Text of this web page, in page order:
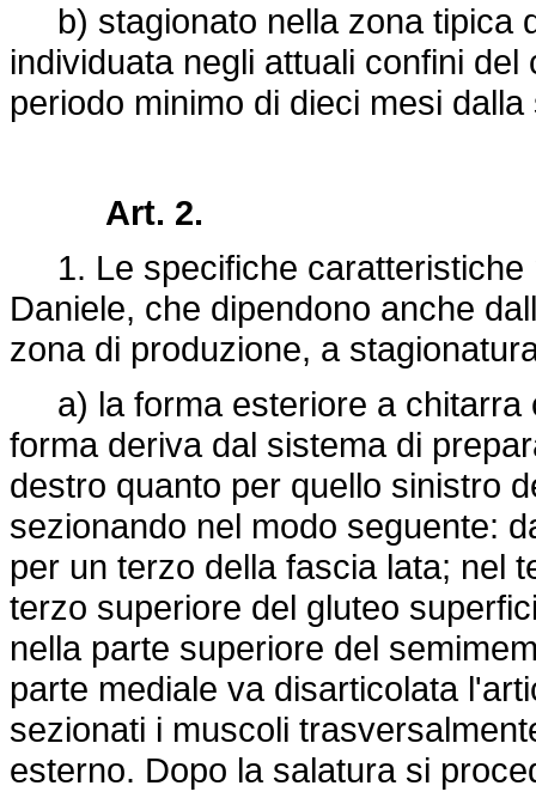
b) stagionato nella zona tipica
individuata negli attuali confini
periodo minimo di dieci mesi dalla
Art. 2.
1. Le specifiche caratteristiche
Daniele, che dipendono anche
zona di produzione, a
a) la forma esteriore a chitarra
forma deriva dal sistema di
destro quanto per quello sinistro
sezionando nel modo seguente:
per un terzo della fascia lata; nel
terzo superiore del gluteo
nella parte superiore del
parte mediale va disarticolata
sezionati i muscoli
esterno. Dopo la salatura si